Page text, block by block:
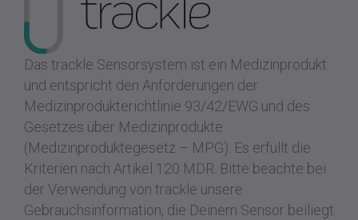
Das trackle Sensorsystem ist ein Medizinprodukt
und entspricht den Anforderungen der
Medizinprodukterichtlinie 93/42/EWG und des
Gesetzes über Medizinprodukte
(Medizinproduktegesetz – MPG). Es erfüllt die
Kriterien nach Artikel 120 MDR. Bitte beachte bei
der Verwendung von trackle unsere
Gebrauchsinformation, die Deinem Sensor beiliegt